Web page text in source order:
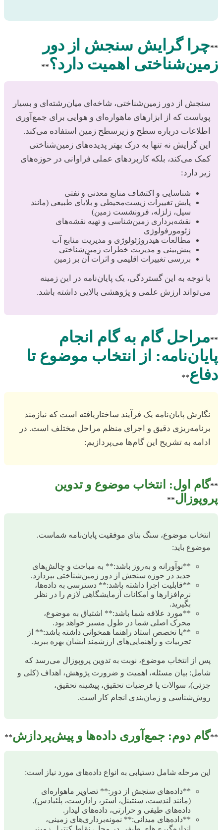
**چرا گرایش سنجش از دور
زمین‌شناختی اهمیت دارد؟**
سنجش از دور زمین‌شناختی، شاخه‌ای میان‌رشته‌ای و بسیار
پویاست که از ابزارهای ماهواره‌ای و هوایی برای جمع‌آوری
اطلاعات درباره سطح و زیرسطح زمین استفاده می‌کند.
این گرایش نه تنها به درک بهتر پدیده‌های زمین‌شناختی
کمک می‌کند، بلکه کاربردهای عملی فراوانی در حوزه‌های
زیر دارد:
شناسایی و اکتشاف منابع معدنی و نفتی
پایش تغییرات زیست‌محیطی و بلایای طبیعی (مانند
سیل، زلزله، فرونشست زمین)
نقشه‌برداری زمین‌شناسی و تهیه نقشه‌های
ژئومورفولوژی
مطالعات هیدروژئولوژی و مدیریت منابع آب
پیش‌بینی و مدیریت خطرات زمین‌شناختی
بررسی تغییرات اقلیمی و اثرات آن بر زمین
با توجه به این گستردگی، یک پایان‌نامه در این زمینه
می‌تواند ارزش علمی و پژوهشی بالایی داشته باشد.
**مراحل گام به گام انجام
پایان‌نامه: از انتخاب موضوع تا
دفاع**
نگارش پایان‌نامه یک فرآیند ساختاریافته است که نیازمند
برنامه‌ریزی دقیق و اجرای منظم مراحل مختلف است. در
ادامه به تشریح این گام‌ها می‌پردازیم:
**گام اول: انتخاب موضوع و تدوین
پروپوزال**
انتخاب موضوع، سنگ بنای موفقیت پایان‌نامه شماست.
موضوع باید:
**نوآورانه و به‌روز باشد:** به مباحث و چالش‌های
جدید در حوزه سنجش از دور زمین‌شناختی بپردازد.
**قابلیت اجرا داشته باشد:** دسترسی به داده‌ها،
نرم‌افزارها و امکانات آزمایشگاهی لازم را در نظر
بگیرید.
**مورد علاقه شما باشد:** اشتیاق به موضوع،
محرک اصلی شما در طول مسیر خواهد بود.
**با تخصص استاد راهنما همخوانی داشته باشد:** از
تجربیات و راهنمایی‌های ارزشمند ایشان بهره ببرید.
پس از انتخاب موضوع، نوبت به تدوین پروپوزال می‌رسد که
شامل: بیان مسئله، اهمیت و ضرورت پژوهش، اهداف (کلی و
جزئی)، سوالات یا فرضیات تحقیق، پیشینه تحقیق،
روش‌شناسی و زمان‌بندی انجام کار است.
**گام دوم: جمع‌آوری داده‌ها و پیش‌پردازش**
این مرحله شامل دستیابی به انواع داده‌های مورد نیاز است:
**داده‌های سنجش از دور:** تصاویر ماهواره‌ای
(مانند لندست، سنتینل، استر، رادارست، پلئیادس),
داده‌های طیفی و حرارتی، داده‌های لیدار.
**داده‌های میدانی:** نمونه‌برداری‌های زمینی،